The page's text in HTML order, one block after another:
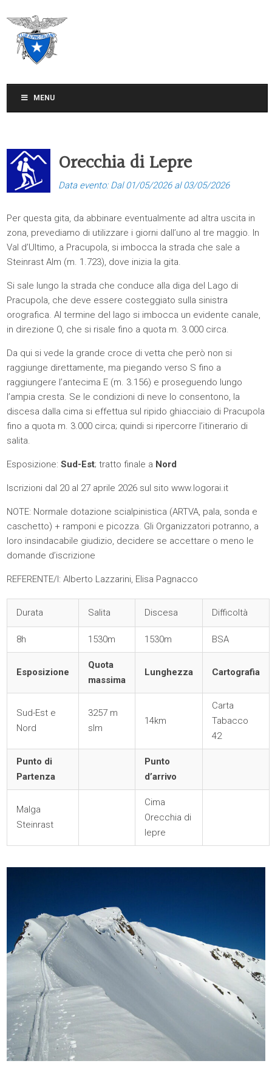
MENU
Orecchia di Lepre
Data evento: Dal 01/05/2026 al 03/05/2026
Per questa gita, da abbinare eventualmente ad altra uscita in
zona, prevediamo di utilizzare i giorni dall’uno al tre maggio. In
Val d’Ultimo, a Pracupola, si imbocca la strada che sale a
Steinrast Alm (m. 1.723), dove inizia la gita.
Si sale lungo la strada che conduce alla diga del Lago di
Pracupola, che deve essere costeggiato sulla sinistra
orografica. Al termine del lago si imbocca un evidente canale,
in direzione O, che si risale fino a quota m. 3.000 circa.
Da qui si vede la grande croce di vetta che però non si
raggiunge direttamente, ma piegando verso S fino a
raggiungere l’antecima E (m. 3.156) e proseguendo lungo
l’ampia cresta. Se le condizioni di neve lo consentono, la
discesa dalla cima si effettua sul ripido ghiacciaio di Pracupola
fino a quota m. 3.000 circa; quindi si ripercorre l’itinerario di
salita.
Esposizione:Sud-Est; tratto finale a Nord
Iscrizioni dal 20 al 27 aprile 2026 sul sitowww.logorai.it
NOTE: Normale dotazione scialpinistica (ARTVA, pala, sonda e
caschetto) + ramponi e picozza. Gli Organizzatori potranno, a
loro insindacabile giudizio, decidere se accettare o meno le
domande d’iscrizione
REFERENTE/I: Alberto Lazzarini, Elisa Pagnacco
Durata Salita Discesa Difficoltà
8h 1530m 1530m BSA
Esposizione
Quota
massima
Lunghezza Cartografia
Sud-Est e
Nord
3257 m
slm
14km
Carta
Tabacco
42
Punto di
Partenza
Punto
d’arrivo
Malga
Steinrast
Cima
Orecchia di
lepre